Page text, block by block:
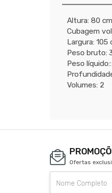
Altura: 80 cm
Cubagem
Largura: 105
Peso bruto:
Peso
Volumes: 2
Ofertas